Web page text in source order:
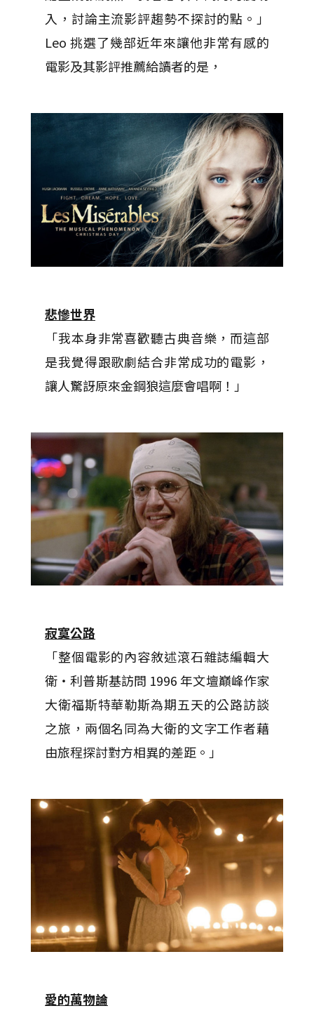
入，討論主流影評趨勢不探討的點。」
Leo 挑選了幾部近年來讓他非常有感的
電影及其影評推薦給讀者的是，
悲慘世界
「我本身非常喜歡聽古典音樂，而這部
是我覺得跟歌劇結合非常成功的電影，
讓人驚訝原來金鋼狼這麼會唱啊！」
寂寞公路
「整個電影的內容敘述滾石雜誌編輯大
衛‧利普斯基訪問 1996 年文壇巔峰作家
大衛福斯特華勒斯為期五天的公路訪談
之旅，兩個名同為大衛的文字工作者藉
由旅程探討對方相異的差距。」
愛的萬物論